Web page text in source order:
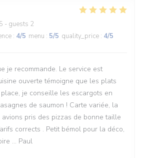
- guests 2
: 4/5 menu : 5/5 quality_price : 4/5
je recommande. Le service est
ouverte témoigne que les plats
je conseille les escargots en
de saumon ! Carte variée, la
pris des pizzas de bonne taille
corrects . Petit bémol pour la déco,
... Paul